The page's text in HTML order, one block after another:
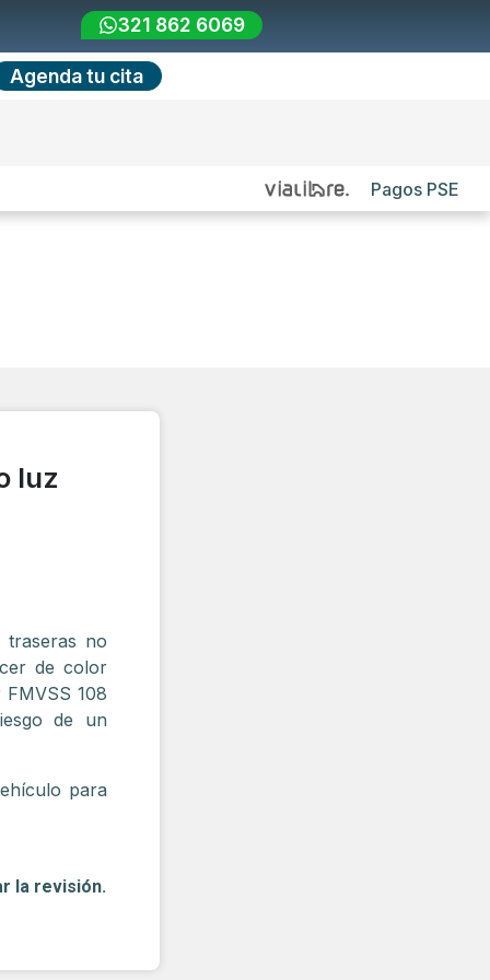
321 862 6069
Agenda tu cita
Pagos PSE
luz
traseras no
de color
108
de un
para
la revisión.